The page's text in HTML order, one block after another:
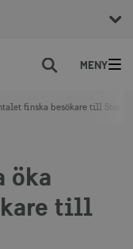
Sök
finska besökare till
öka
till